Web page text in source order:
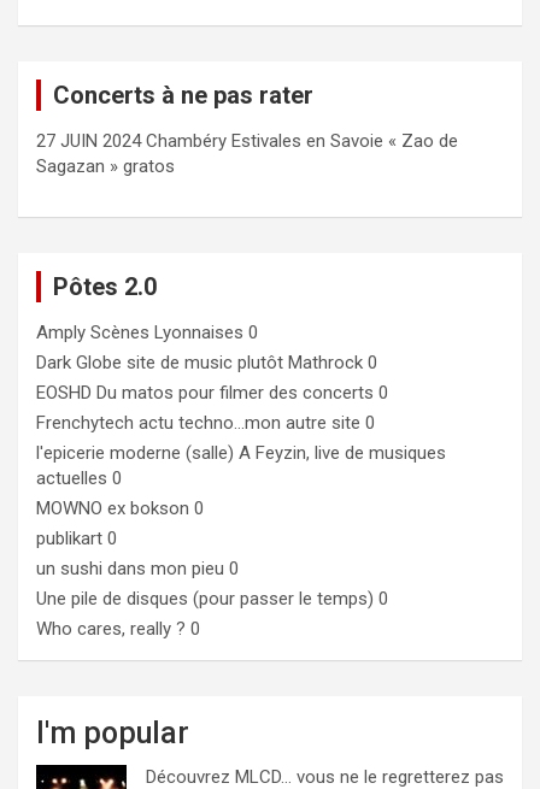
Concerts à ne pas rater
27 JUIN 2024 Chambéry Estivales en Savoie « Zao de
Sagazan » gratos
Pôtes 2.0
Amply Scènes Lyonnaises 0
Dark Globe site de music plutôt Mathrock 0
EOSHD Du matos pour filmer des concerts 0
Frenchytech actu techno…mon autre site 0
l'epicerie moderne (salle) A Feyzin, live de musiques
actuelles 0
MOWNO ex bokson 0
publikart 0
un sushi dans mon pieu 0
Une pile de disques (pour passer le temps) 0
Who cares, really ? 0
I'm popular
Découvrez MLCD… vous ne le regretterez pas